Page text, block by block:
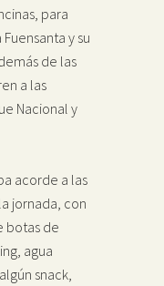
para
y su
de las
a las
Nacional y
acorde a las
jornada, con
botas de
agua
snack,